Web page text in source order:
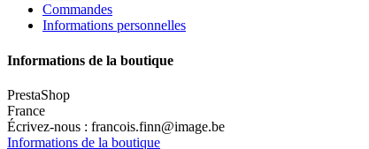
Commandes
Informations personnelles
Informations de la boutique
PrestaShop
France
Écrivez-nous : francois.finn@image.be
Informations de la boutique